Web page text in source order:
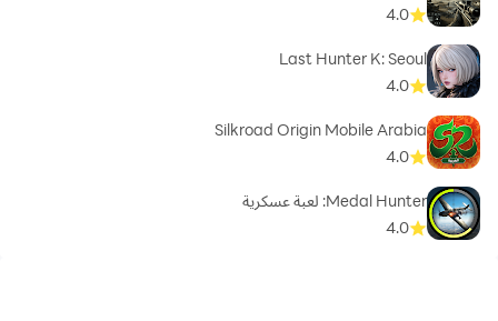
4.0
Last Hunter K: Seoul
4.0
Silkroad Origin Mobile Arabia
4.0
Medal Hunter: لعبة عسكرية
4.0